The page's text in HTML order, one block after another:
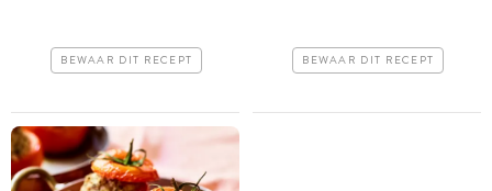
BEWAAR DIT RECEPT BEWAAR DIT RECEPT